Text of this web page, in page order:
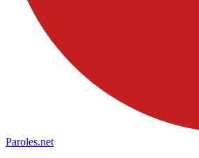
Paroles.net